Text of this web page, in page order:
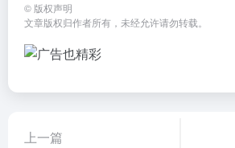
© 版权声明
文章版权归作者所有，未经允许请勿转载。
上一篇